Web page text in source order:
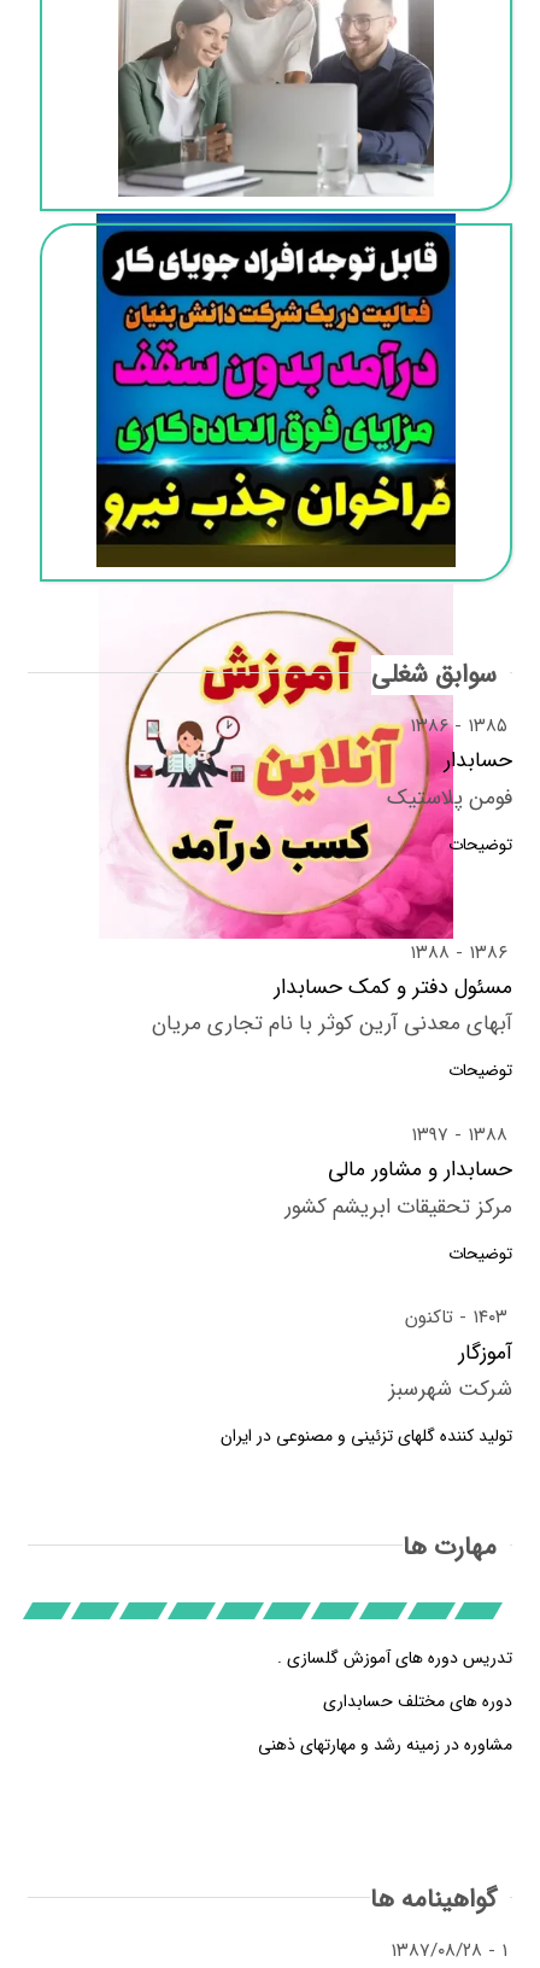
سوابق شغلی
۱۳۸۵ ۱۳۸۶
حسابدار
فومن پلاستیک
توضیحات
۱۳۸۶ ۱۳۸۸
مسئول دفتر و کمک حسابدار
آبهای معدنی آرین کوثر با نام تجاری مریان
توضیحات
۱۳۸۸ ۱۳۹۷
حسابدار و مشاور مالی
مرکز تحقیقات ابریشم کشور
توضیحات
۱۴۰۳ تاکنون
آموزگار
شرکت شهرسبز
تولید کننده گلهای تزئینی و مصنوعی در ایران
مهارت ها
تدریس دوره های آموزش گلسازی .
دوره های مختلف حسابداری
مشاوره در زمینه رشد و مهارتهای ذهنی
گواهینامه ها
۱ ۱۳۸۷/۰۸/۲۸